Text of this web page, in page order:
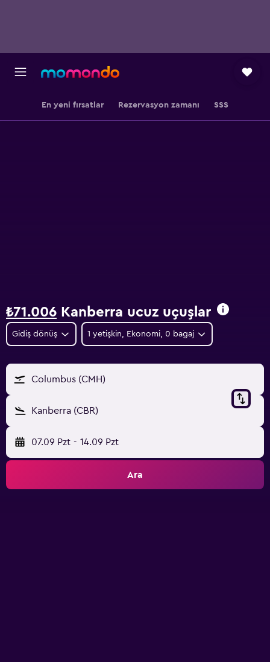
En yeni fırsatlar Rezervasyon zamanı SSS
₺71.006 Kanberra ucuz uçuşlar
Gidiş dönüş 1 yetişkin, Ekonomi, 0 bagaj
Columbus (CMH)
Kanberra (CBR)
07.09 Pzt - 14.09 Pzt
Ara